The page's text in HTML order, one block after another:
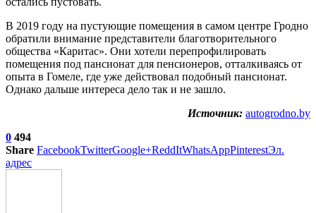
В 2019 году на пустующие помещения в самом центре Гродно
обратили внимание представители благотворительного
общества «Каритас». Они хотели перепрофилировать
помещения под пансионат для пенсионеров, отталкиваясь от
опыта в Гомеле, где уже действовал подобный пансионат.
Однако дальше интереса дело так и не зашло.
Источник: autogrodno.by
0 494
Share FacebookTwitterGoogle+ReddItWhatsAppPinterestЭл.
адрес